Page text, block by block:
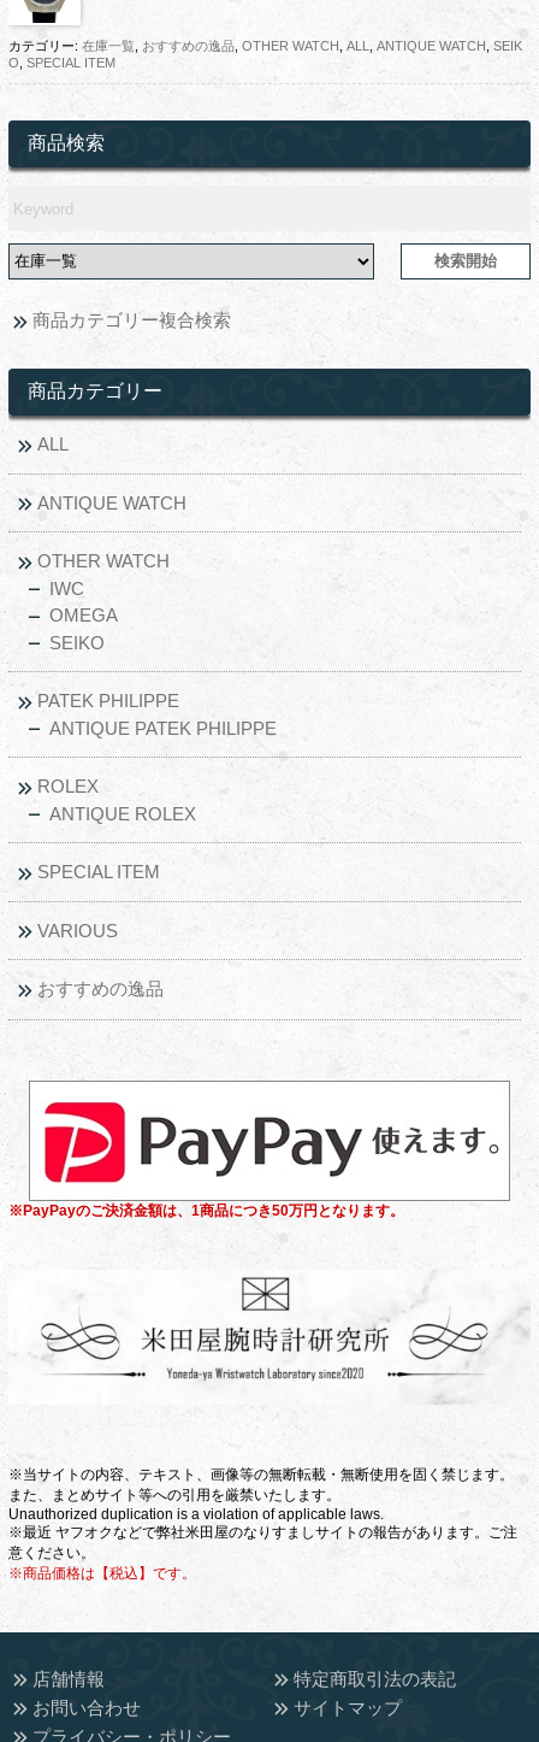
カテゴリー: 在庫一覧, おすすめの逸品, OTHER WATCH , ALL, ANTIQUE WATCH , SEIK
O, SPECIAL ITEM
商品検索
商品カテゴリー複合検索
商品カテゴリー
ALL
ANTIQUE WATCH
OTHER WATCH
IWC
OMEGA
SEIKO
PATEK PHILIPPE
ANTIQUE PATEK PHILIPPE
ROLEX
ANTIQUE ROLEX
SPECIAL ITEM
VARIOUS
おすすめの逸品
※PayPayのご決済金額は、1商品につき50万円となります。
※当サイトの内容、テキスト、画像等の無断転載・無断使用を固く禁じます。
また、まとめサイト等への引用を厳禁いたします。
Unauthorized duplication is a violation of applicable laws.
※最近 ヤフオクなどで弊社米田屋のなりすましサイトの報告があります。ご注
意ください。
※商品価格は【税込】です。
店舗情報
特定商取引法の表記
お問い合わせ
サイトマップ
プライバシー・ポリシー